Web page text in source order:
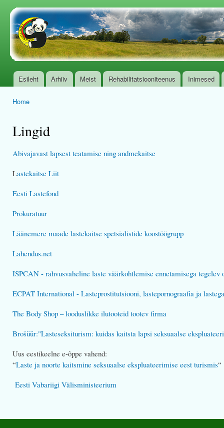
www.tugikeskus.org.ee
Main menu
Esileht Arhiiv Meist Rehabilitatsiooniteenus Inimesed
Home
Lingid
Abivajavast lapsest teatamise ning andmekaitse
Lastekaitse Liit
Eesti Lastefond
Prokuratuur
Läänemere maade lastekaitse spetsialistide koostöögrupp
Lahendus.net
ISPCAN - rahvusvaheline laste väärkohtlemise ennetamisega tegelev
ECPAT International - Lasteprostitutsiooni, lastepornograafia ja
The Body Shop – looduslikke ilutooteid tootev firma
Brošüür:"Lasteseksiturism: kuidas kaitsta lapsi seksuaalse
Uus eestikeelne e-õppe vahend:
“Laste ja noorte kaitsmine seksuaalse ekspluateerimise eest turismis“
Eesti Vabariigi Välisministeerium